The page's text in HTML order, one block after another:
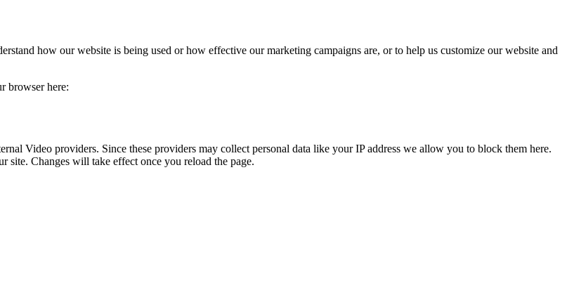
how our website is being used or how effective our marketing campaigns are, or to help us customize our website and
browser here:
Video providers. Since these providers may collect personal data like your IP address we allow you to block them here.
site. Changes will take effect once you reload the page.